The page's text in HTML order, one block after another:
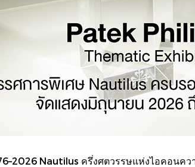
Nautilus ครึ่งศตวรรษแห่งไอคอนคว